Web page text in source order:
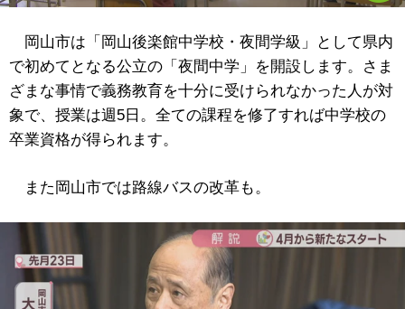
岡山市は「岡山後楽館中学校・夜間学級」として県内
で初めてとなる公立の「夜間中学」を開設します。さま
ざまな事情で義務教育を十分に受けられなかった人が対
象で、授業は週5日。全ての課程を修了すれば中学校の
卒業資格が得られます。
また岡山市では路線バスの改革も。